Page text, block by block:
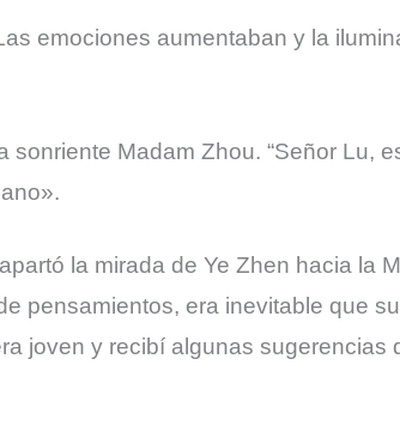
emociones aumentaban y la
Madam Zhou. “Señor Lu,
la mirada de Ye Zhen hacia la
pensamientos, era inevitable que
joven y recibí algunas sugerencias